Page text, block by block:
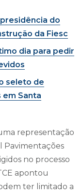
do
da Fiesc
dia para pedir
seleto de
Santa
representação
Pavimentações
no processo
apontou
ter limitado a